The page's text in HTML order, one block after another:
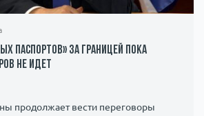
паспортов» за границей пока
не идет
продолжает вести переговоры